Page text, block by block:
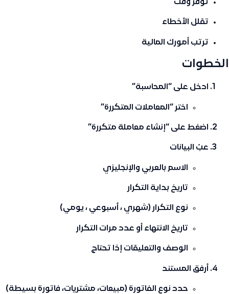
توفر وقت
تقلل الأخطاء
ترتب أمورك المالية
الخطوات
ادخل على “المحاسبة”
اختر “المعاملات المتكررة”
اضغط على “إنشاء معاملة متكررة”
عبّ البيانات
الاسم بالعربي والإنجليزي
تاريخ بداية التكرار
نوع التكرار (شهري ، أسبوعي ، يومي)
تاريخ الانتهاء أو عدد مرات التكرار
الوصف والتعليقات إذا تحتاج
أرفق المستند
حدد نوع الفاتورة (مبيعات، مشتريات، فاتورة بسيطة)